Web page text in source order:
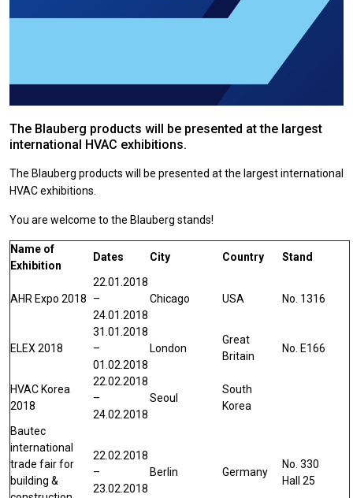
The Blauberg products will be presented at the largest
international HVAC exhibitions.
The Blauberg products will be presented at the largest international
HVAC exhibitions.
You are welcome to the Blauberg stands!
Name of
Exhibition
Dates City Country Stand
AHR Expo 2018
22.01.2018
–
24.01.2018
Chicago USA No. 1316
ELEX 2018
31.01.2018
–
01.02.2018
London
Great
Britain
No. E166
HVAC Korea
2018
22.02.2018
–
24.02.2018
Seoul
South
Korea
Bautec
international
trade fair for
building &
22.02.2018
–
23.02.2018
Berlin Germany
No. 330
Hall 25